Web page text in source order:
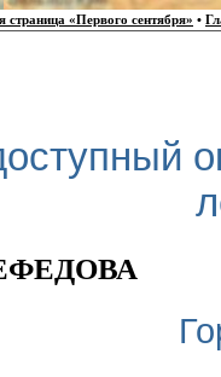
страница «Первого сентября» •